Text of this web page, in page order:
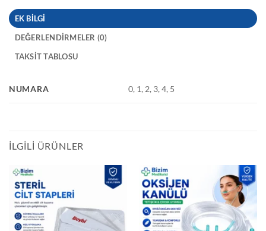
EK BILGI
DEĞERLENDIRMELER (0)
TAKSIT TABLOSU
NUMARA 0, 1, 2, 3, 4, 5
İLGILI ÜRÜNLER